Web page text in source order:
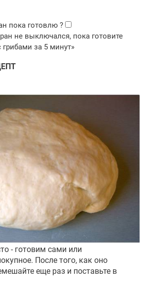
- готовим сами или
После того, как оно
еще раз и поставьте в